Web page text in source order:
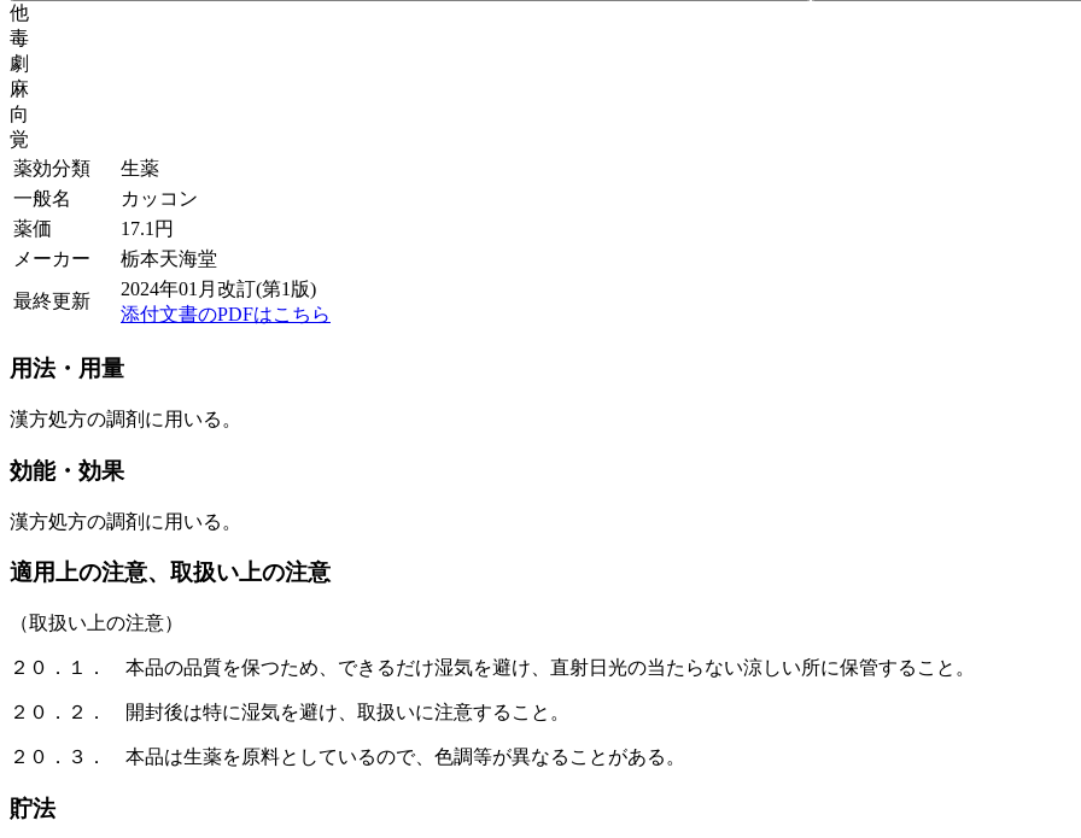
他
毒
劇
麻
向
覚
薬効分類
生薬
一般名
カッコン
薬価
17.1 円
メーカー
栃本天海堂
最終更新
2024年01月改訂(第1版)
添付文書のPDFはこちら
用法・用量
漢方処方の調剤に用いる。
効能・効果
漢方処方の調剤に用いる。
適用上の注意、取扱い上の注意
（取扱い上の注意）
２０．１． 本品の品質を保つため、できるだけ湿気を避け、直射日光の当たらない涼しい所に保管すること。
２０．２． 開封後は特に湿気を避け、取扱いに注意すること。
２０．３． 本品は生薬を原料としているので、色調等が異なることがある。
貯法